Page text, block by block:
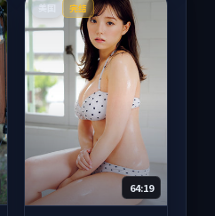
美国 完结
64:19